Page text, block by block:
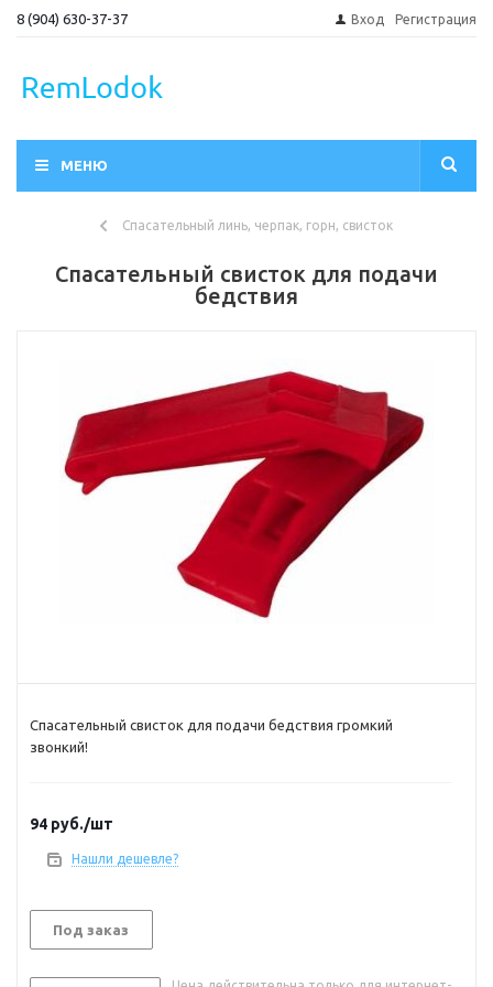
8 (904) 630-37-37 Вход Регистрация
МЕНЮ
Спасательный линь, черпак, горн, свисток
Спасательный свисток для подачи
бедствия
Спасательный свисток для подачи бедствия громкий
звонкий!
94 руб./шт
Нашли дешевле?
Под заказ